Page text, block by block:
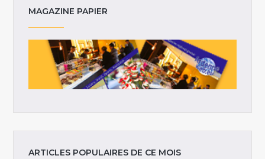
MAGAZINE PAPIER
ARTICLES POPULAIRES DE CE MOIS